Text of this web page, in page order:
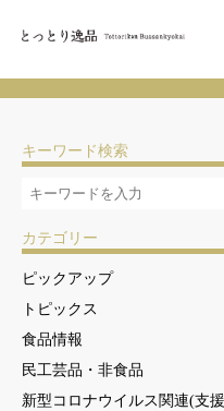
キーワード検索
カテゴリー
ピックアップ
トピックス
食品情報
民工芸品・非食品
新型コロナウイルス関連(支